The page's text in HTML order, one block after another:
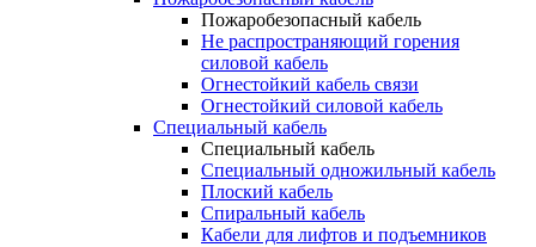
Пожаробезопасный кабель
Не распространяющий горения
силовой кабель
Огнестойкий кабель связи
Огнестойкий силовой кабель
Специальный кабель
Специальный кабель
Специальный одножильный кабель
Плоский кабель
Спиральный кабель
Кабели для лифтов и подъемников